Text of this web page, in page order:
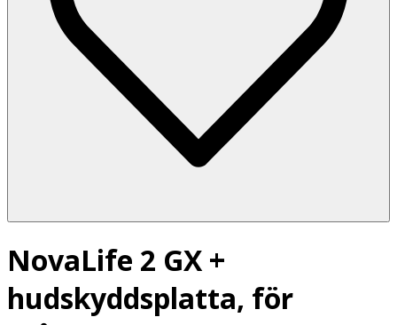
NovaLife 2 GX +
hudskyddsplatta, för